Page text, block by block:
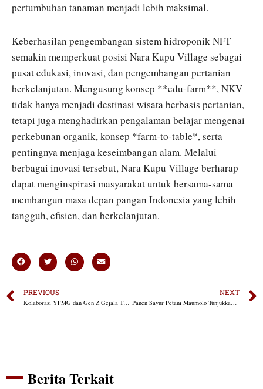
pertumbuhan tanaman menjadi lebih maksimal.
Keberhasilan pengembangan sistem hidroponik NFT
semakin memperkuat posisi Nara Kupu Village sebagai
pusat edukasi, inovasi, dan pengembangan pertanian
berkelanjutan. Mengusung konsep **edu-farm**, NKV
tidak hanya menjadi destinasi wisata berbasis pertanian,
tetapi juga menghadirkan pengalaman belajar mengenai
perkebunan organik, konsep *farm-to-table*, serta
pentingnya menjaga keseimbangan alam. Melalui
berbagai inovasi tersebut, Nara Kupu Village berharap
dapat menginspirasi masyarakat untuk bersama-sama
membangun masa depan pangan Indonesia yang lebih
tangguh, efisien, dan berkelanjutan.
PREVIOUS
Kolaborasi YFMG dan Gen Z Gejala TTS Berbuah Manis, Para Petani Muda Desa Dapat Ilmu Beternak
NEXT
Panen Sayur Petani Maumolo Tunjukkan Hasil Positif, Perkuat Ketahanan Pangan dan Ekonomi Warga
Berita Terkait